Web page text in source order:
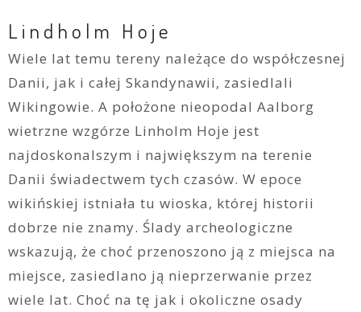
Lindholm Hoje
Wiele lat temu tereny należące do współczesnej
Danii, jak i całej Skandynawii, zasiedlali
Wikingowie. A położone nieopodal Aalborg
wietrzne wzgórze Linholm Hoje jest
najdoskonalszym i największym na terenie
Danii świadectwem tych czasów. W epoce
wikińskiej istniała tu wioska, której historii
dobrze nie znamy. Ślady archeologiczne
wskazują, że choć przenoszono ją z miejsca na
miejsce, zasiedlano ją nieprzerwanie przez
wiele lat. Choć na tę jak i okoliczne osady